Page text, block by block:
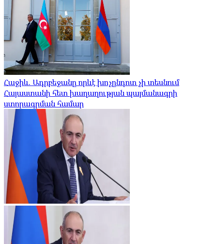
Հաջիև. Ադրբեջանը որևէ խոչընդոտ չի տեսնում
Հայաստանի հետ խաղաղության պայմանագրի
ստորագրման համար